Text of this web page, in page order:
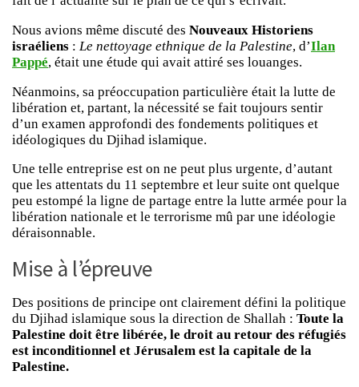
Nous avions même discuté des Nouveaux Historiens
israéliens : Le nettoyage ethnique de la Palestine, d’Ilan
Pappé, était une étude qui avait attiré ses louanges.
Néanmoins, sa préoccupation particulière était la lutte de
libération et, partant, la nécessité se fait toujours sentir
d’un examen approfondi des fondements politiques et
idéologiques du Djihad islamique.
Une telle entreprise est on ne peut plus urgente, d’autant
que les attentats du 11 septembre et leur suite ont quelque
peu estompé la ligne de partage entre la lutte armée pour la
libération nationale et le terrorisme mû par une idéologie
déraisonnable.
Mise à l’épreuve
Des positions de principe ont clairement défini la politique
du Djihad islamique sous la direction de Shallah : Toute la
Palestine doit être libérée, le droit au retour des réfugiés
est inconditionnel et Jérusalem est la capitale de la
Palestine.